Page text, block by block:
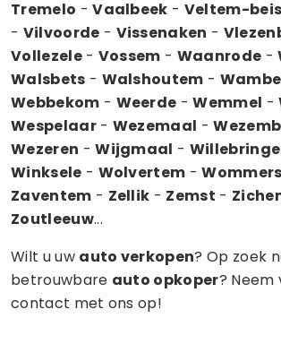
Tremelo -Vaalbeek - Veltem-
- Vilvoorde - Vissenaken -
Vollezele- Vossem - Waanrode -
Walsbets - Walshoutem -
Webbekom - Weerde -Wemmel -
Wespelaar- Wezemaal -
Wezeren -Wijgmaal -
Winksele - Wolvertem -
Zaventem - Zellik - Zemst -
Zoutleeuw...
Wilt u uw auto verkopen? Op zoek
betrouwbare auto opkoper? Neem
contact met ons op!